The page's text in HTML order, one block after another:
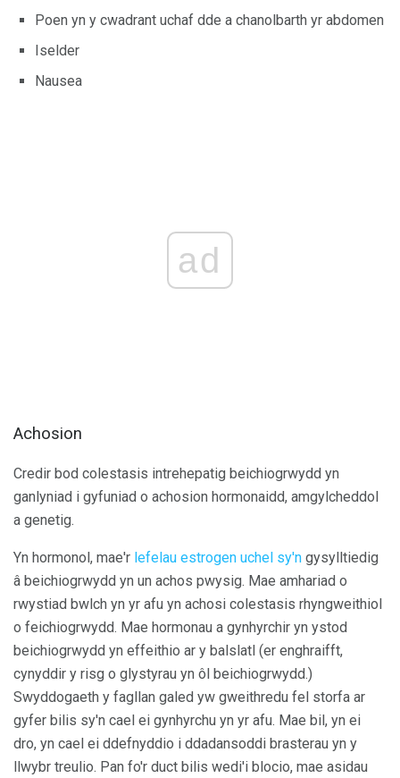
Poen yn y cwadrant uchaf dde a chanolbarth yr abdomen
Iselder
Nausea
ad
Achosion
Credir bod colestasis intrehepatig beichiogrwydd yn
ganlyniad i gyfuniad o achosion hormonaidd, amgylcheddol
a genetig.
Yn hormonol, mae'r lefelau estrogen uchel sy'n gysylltiedig
â beichiogrwydd yn un achos pwysig. Mae amhariad o
rwystiad bwlch yn yr afu yn achosi colestasis rhyngweithiol
o feichiogrwydd. Mae hormonau a gynhyrchir yn ystod
beichiogrwydd yn effeithio ar y balslatl (er enghraifft,
cynyddir y risg o glystyrau yn ôl beichiogrwydd.)
Swyddogaeth y fagllan galed yw gweithredu fel storfa ar
gyfer bilis sy'n cael ei gynhyrchu yn yr afu. Mae bil, yn ei
dro, yn cael ei ddefnyddio i ddadansoddi brasterau yn y
llwybr treulio. Pan fo'r duct bilis wedi'i blocio, mae asidau